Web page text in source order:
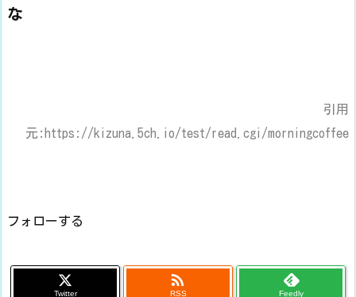
な
引用
元:https://kizuna.5ch.io/test/read.cgi/morningcoffee
フォローする
Twitter

RSS Feedly